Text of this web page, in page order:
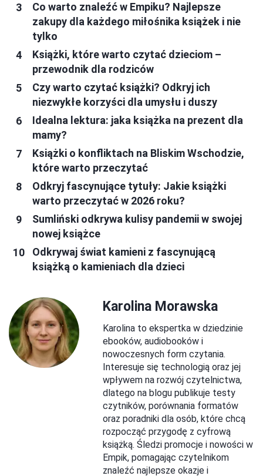
Co warto znaleźć w Empiku? Najlepsze
zakupy dla każdego miłośnika książek i nie
tylko
Książki, które warto czytać dzieciom –
przewodnik dla rodziców
Czy warto czytać książki? Odkryj ich
niezwykłe korzyści dla umysłu i duszy
Idealna lektura: jaka książka na prezent dla
mamy?
Książki o konfliktach na Bliskim Wschodzie,
które warto przeczytać
Odkryj fascynujące tytuły: Jakie książki
warto przeczytać w 2026 roku?
Sumliński odkrywa kulisy pandemii w swojej
nowej książce
Odkrywaj świat kamieni z fascynującą
książką o kamieniach dla dzieci
Karolina Morawska
Karolina to ekspertka w dziedzinie
ebooków, audiobooków i
nowoczesnych form czytania.
Interesuje się technologią oraz jej
wpływem na rozwój czytelnictwa,
dlatego na blogu publikuje testy
czytników, porównania formatów
oraz poradniki dla osób, które chcą
rozpocząć przygodę z cyfrową
książką. Śledzi promocje i nowości w
Empik, pomagając czytelnikom
znaleźć najlepsze okazje i